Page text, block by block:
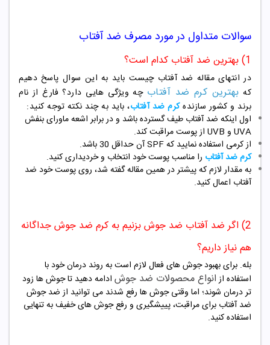
سوالات متداول در مورد مصرف ضد آفتاب
1) بهترین ضد آفتاب کدام است؟
در انتهای مقاله ضد آفتاب چیست باید به این سوال پاسخ دهیم
که بهترین کرم ضد آفتاب چه ویژگی هایی دارد؟ فارغ از نام
برند و کشور سازندهکرم ضد آفتاب، باید به چند نکته توجه کنید:
اول اینکه ضد آفتاب طیف گسترده باشد و در برابر اشعه ماورای بنفش
UVA و UVB از پوست مراقبت کند.
از کرمی استفاده نمایید که SPF آن حداقل 30 باشد.
کرم ضد آفتاب را مناسب پوست خود انتخاب و خردیداری کنید.
به مقدار لازم که پیشتر در همین مقاله گفته شد، روی پوست خود ضد
آفتاب اعمال کنید.
2) اگر ضد آفتاب ضد جوش بزنیم به کرم ضد جوش جداگانه
هم نیاز داریم؟
بله. برای بهبود جوش های فعال لازم است به روند درمان خود با
استفاده از انواع محصولات ضد جوش ادامه دهید تا جوش ها زود
تر درمان شوند؛ اما وقتی جوش ها رفع شدند می توانید از ضد جوش
ضد آفتاب برای مراقبت، پییشگیری و رفع جوش های خفیف به تنهایی
استفاده کنید.